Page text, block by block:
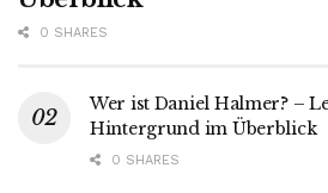
0 SHARES
Wer ist Daniel Halmer? –
Hintergrund im Überblick
0 SHARES